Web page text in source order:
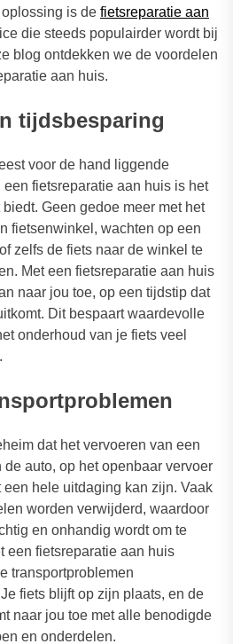
is de fietsreparatie aan
die steeds populairder wordt bij
blog ontdekken we de voordelen
aan huis.
tijdsbesparing
voor de hand liggende
fietsreparatie aan huis is het
Geen gedoe meer met het
fietsenwinkel, wachten op een
zelfs de fiets naar de winkel te
Met een fietsreparatie aan huis
naar jou toe, op een tijdstip dat
Dit bespaart waardevolle
onderhoud van je fiets veel
dat het vervoeren van een
de auto, op het openbaar vervoer
een hele uitdaging kan zijn. Vaak
worden verwijderd, waardoor
en onhandig wordt om te
een fietsreparatie aan huis
transportproblemen
fiets blijft op zijn plaats, en de
naar jou toe met alle benodigde
en onderdelen.